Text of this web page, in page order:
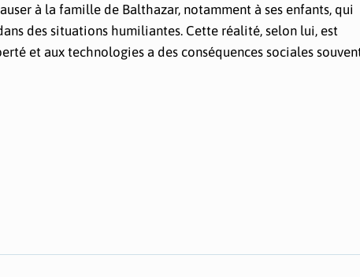
à la famille de Balthazar, notamment à ses enfants, qui
des situations humiliantes. Cette réalité, selon lui, est
et aux technologies a des conséquences sociales